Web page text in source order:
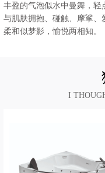
丰盈的气泡似水中曼舞，轻
与肌肤拥抱、碰触、摩挲、
柔和似梦影，愉悦两相知。
I